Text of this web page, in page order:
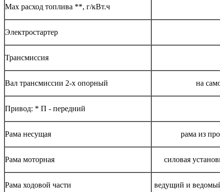
Max расход топлива **, г/кВт.ч
Электростартер
Трансмиссия
Вал трансмиссии 2-х опорный на
Привод: * П - передний
Рама несущая рама из
Рама моторная силовая
Рама ходовой части ведущий и